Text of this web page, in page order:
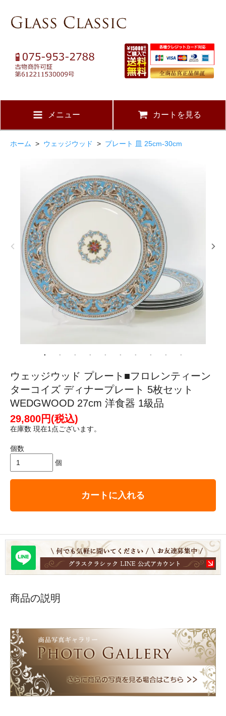
メニュー カートを見る
ホーム > ウェッジウッド > プレート 皿 25cm-30cm
ウェッジウッド プレート■フロレンティーン
ターコイズ ディナープレート 5枚セット
WEDGWOOD 27cm 洋食器 1級品
29,800円(税込)
在庫数 現在1点ございます。
個数
個
カートに入れる
商品の説明